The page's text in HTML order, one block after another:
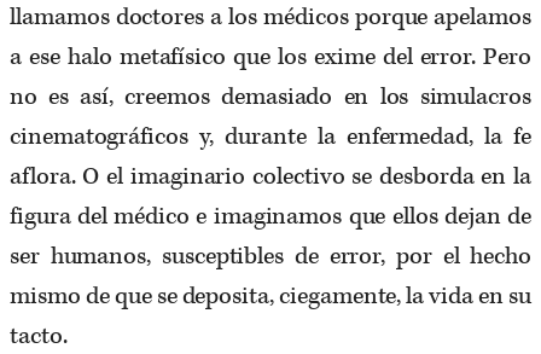
llamamos doctores a los médicos porque apelamos
a ese halo metafísico que los exime del error. Pero
no es así, creemos demasiado en los simulacros
cinematográficos y, durante la enfermedad, la fe
aflora. O el imaginario colectivo se desborda en la
figura del médico e imaginamos que ellos dejan de
ser humanos, susceptibles de error, por el hecho
mismo de que se deposita, ciegamente, la vida en su
tacto.